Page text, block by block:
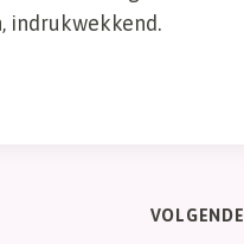
indrukwekkend.
VOLGENDE